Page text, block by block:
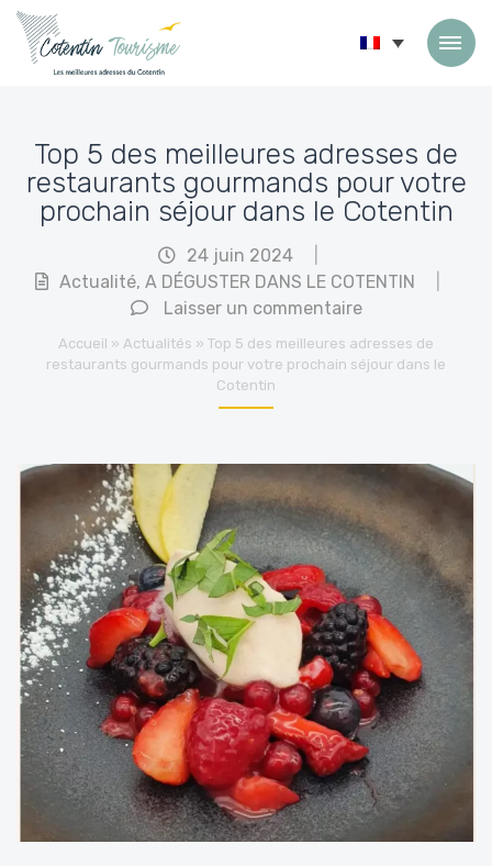
Top 5 des meilleures adresses de
restaurants gourmands pour votre
prochain séjour dans le Cotentin
24 juin 2024
Actualité, A DÉGUSTER DANS LE COTENTIN
Laisser un commentaire
Accueil » Actualités » Top 5 des meilleures adresses de
restaurants gourmands pour votre prochain séjour dans le
Cotentin